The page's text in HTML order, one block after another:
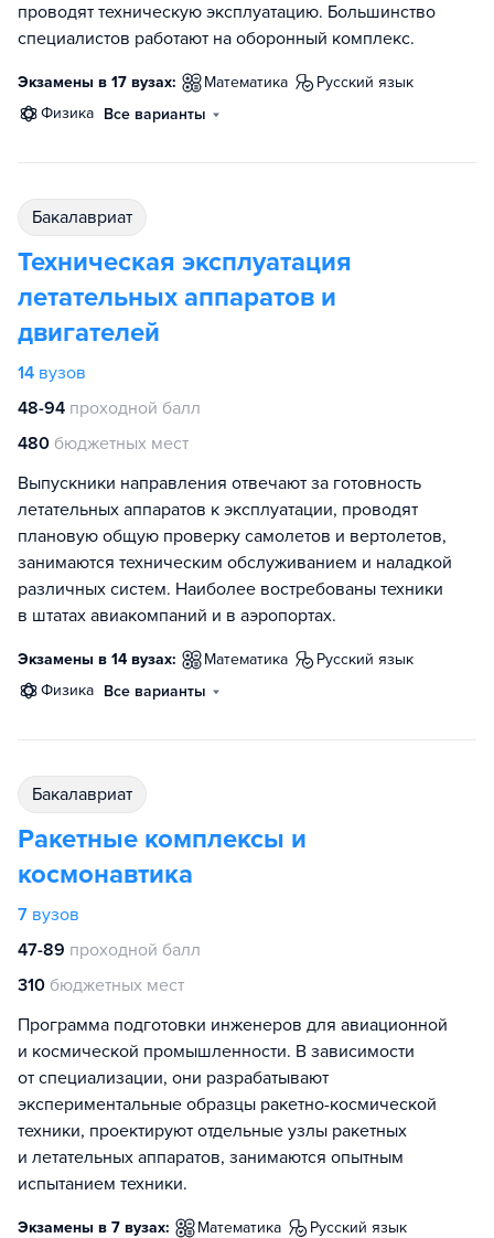
проводят техническую эксплуатацию. Большинство
специалистов работают на оборонный комплекс.
Экзамены в 17 вузах: математика
русский язык
физика Все варианты
бакалавриат
Техническая эксплуатация
летательных аппаратов и
двигателей
14 вузов
48-94 проходной балл
480 бюджетных мест
Выпускники направления отвечают за готовность
летательных аппаратов к эксплуатации, проводят
плановую общую проверку самолетов и вертолетов,
занимаются техническим обслуживанием и наладкой
различных систем. Наиболее востребованы техники
в штатах авиакомпаний и в аэропортах.
Экзамены в 14 вузах: математика
русский язык
физика Все варианты
бакалавриат
Ракетные комплексы и
космонавтика
7 вузов
47-89 проходной балл
310 бюджетных мест
Программа подготовки инженеров для авиационной
и космической промышленности. В зависимости
от специализации, они разрабатывают
экспериментальные образцы ракетно-космической
техники, проектируют отдельные узлы ракетных
и летательных аппаратов, занимаются опытным
испытанием техники.
Экзамены в 7 вузах: математика
русский язык